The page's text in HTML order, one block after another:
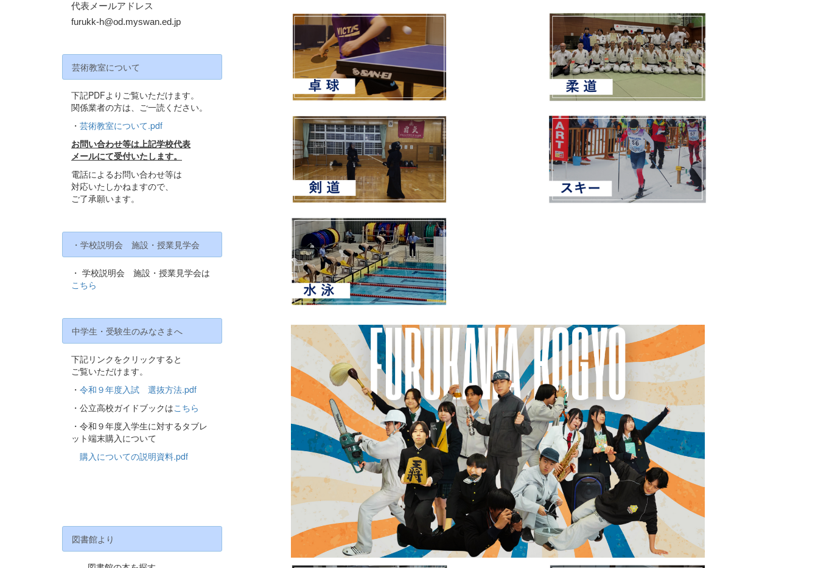
代表メールアドレス
furukk-h@od.myswan.ed.jp
芸術教室について
下記PDFよりご覧いただけます。
関係業者の方は、ご一読ください。
・ 芸術教室について.pdf
お問い合わせ等は上記学校代表
メールにて受付いたします。
電話によるお問い合わせ等は
対応いたしかねますので、
ご了承願います。
・学校説明会 施設・授業見学会
・ 学校説明会 施設・授業見学会は
こちら
中学生・受験生のみなさまへ
下記リンクをクリックすると
ご覧いただけます。
・ 令和９年度入試 選抜方法.pdf
・公立高校ガイドブックはこちら
・令和９年度入学生に対するタブレ
ット端末購入について
購入についての説明資料.pdf
図書館より